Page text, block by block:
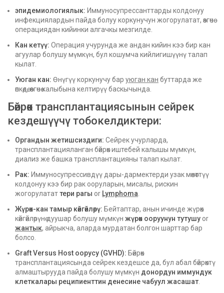
эпидемиологиялык: Иммуносупрессанттарды колдонуу
инфекциялардын пайда болуу коркунучун жогорулатат, өзгөчө
операциядан кийинки алгачкы мезгилде.
Кан кетүү: Операция учурунда же андан кийин кээ бир кан
агуулар болушу мүмкүн, бул кошумча кийлигишүүнү талап
кылат.
Уюган кан: Өнүгүү коркунучу бар уюган кан буттарда же
өпкөдө, өзгөчө калыбына келтирүү баскычында.
Бөйрөк трансплантациясынын сейрек
кездешүүчү тобокелдиктери:
Органдын жетишсиздиги: Сейрек учурларда,
трансплантацияланган бөйрөк иштебей калышы мүмкүн,
диализ же башка трансплантацияны талап кылат.
Рак: Иммуносупрессивдүү дары-дармектерди узак мөөнөттүү
колдонуу кээ бир рак ооруларын, мисалы, рискин
жогорулататтери рагы or Lymphoma.
Жүрөк-кан тамыр көйгөйлөрү: Бейтаптар, анын ичинде жүрөк
көйгөйлөрүнө дуушар болушу мүмкүн жүрөк ооруунун тутушу or
жантык, айрыкча, аларда мурдатан болгон шарттар бар
болсо.
Graft Versus Host оорусу (GVHD): Бөйрөк
трансплантациясында сейрек кездешсе да, бул абал бөйрөктү
алмаштырууда пайда болушу мүмкүн донордун иммундук
клеткалары реципиенттин денесине чабуул жасашат.